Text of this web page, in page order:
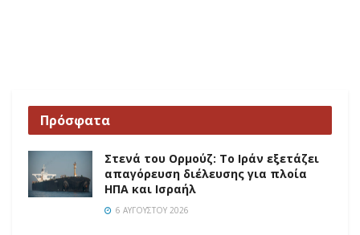
Πρόσφατα
Στενά του Ορμούζ: Το Ιράν εξετάζει
απαγόρευση διέλευσης για πλοία
ΗΠΑ και Ισραήλ
6 ΑΥΓΟΎΣΤΟΥ 2026